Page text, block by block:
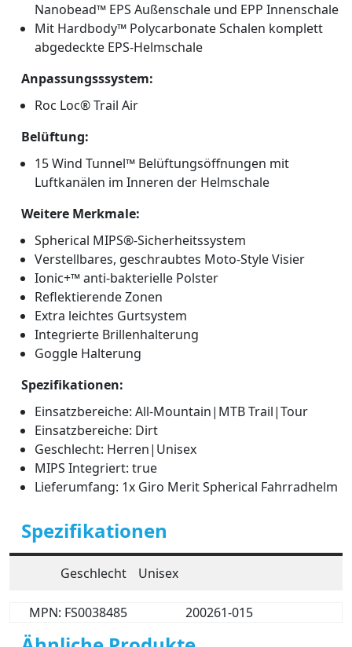
Nanobead™ EPS Außenschale und EPP Innenschale
Mit Hardbody™ Polycarbonate Schalen komplett
abgedeckte EPS-Helmschale
Anpassungsssystem:
Roc Loc® Trail Air
Belüftung:
15 Wind Tunnel™ Belüftungsöffnungen mit
Luftkanälen im Inneren der Helmschale
Weitere Merkmale:
Spherical MIPS®-Sicherheitssystem
Verstellbares, geschraubtes Moto-Style Visier
Ionic+™ anti-bakterielle Polster
Reflektierende Zonen
Extra leichtes Gurtsystem
Integrierte Brillenhalterung
Goggle Halterung
Spezifikationen:
Einsatzbereiche: All-Mountain|MTB Trail|Tour
Einsatzbereiche: Dirt
Geschlecht: Herren|Unisex
MIPS Integriert: true
Lieferumfang: 1x Giro Merit Spherical Fahrradhelm
Spezifikationen
Geschlecht Unisex
MPN: FS0038485 200261-015